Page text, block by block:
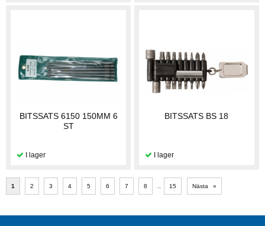
BITSSATS 6150 150MM 6
ST
BITSSATS BS 18
1 2 3 4 5 6 7 8 15 Nästa »